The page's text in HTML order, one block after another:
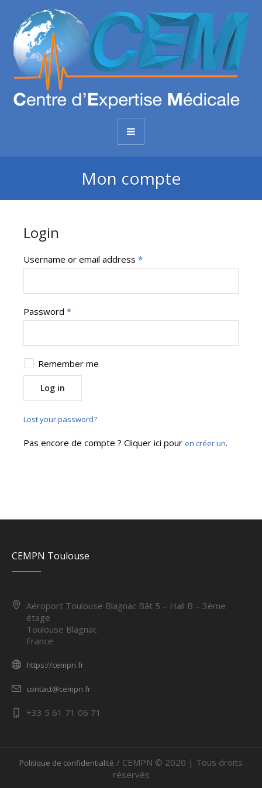
Mon compte
Login
Username or email address*
Password*
Remember me
Log in
Lost your password?
Pas encore de compte ? Cliquer ici pour en créer un.
CEMPN Toulouse
Aéroport Toulouse Blagnac Bât 5 – Hall B – 3ème
étage
Toulouse Blagnac
France
https://cempn.fr
contact@cempn.fr
+33 5 61 71 06 71
Politique de confidentialité / CEMPN © 2020 | Tous droits
réservés